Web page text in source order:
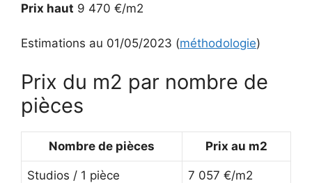
Prix haut 9 470 €/m2
Estimations au 01/05/2023 (méthodologie)
Prix du m2 par nombre de
pièces
Nombre de pièces Prix au m2
Studios / 1 pièce 7 057 €/m2